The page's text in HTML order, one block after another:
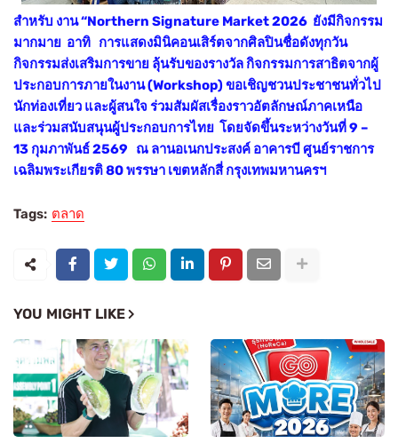
สำหรับ งาน “Northern Signature Market 2026 ยังมีกิจกรรม
มากมาย อาทิ การแสดงมินิคอนเสิร์ตจากศิลปินชื่อดังทุกวัน
กิจกรรมส่งเสริมการขาย ลุ้นรับของรางวัล กิจกรรมการสาธิตจากผู้
ประกอบการภายในงาน (Workshop) ขอเชิญชวนประชาชนทั่วไป
นักท่องเที่ยว และผู้สนใจ ร่วมสัมผัสเรื่องราวอัตลักษณ์ภาคเหนือ
และร่วมสนับสนุนผู้ประกอบการไทย โดยจัดขึ้นระหว่างวันที่ 9 –
13 กุมภาพันธ์ 2569 ณ ลานอเนกประสงค์ อาคารบี ศูนย์ราชการ
เฉลิมพระเกียรติ 80 พรรษา เขตหลักสี่ กรุงเทพมหานครฯ
Tags: ตลาด
YOU MIGHT LIKE